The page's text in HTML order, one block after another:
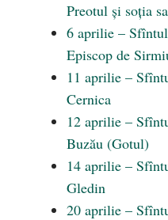
Preotul și soția
6 aprilie –
Episcop de
11 aprilie –
Cernica
12 aprilie –
Buzău (Gotul)
14 aprilie –
Gledin
20 aprilie –